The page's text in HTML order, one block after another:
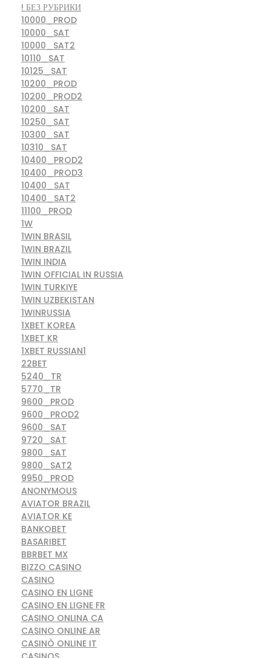
! БЕЗ РУБРИКИ
10000_PROD
10000_SAT
10000_SAT2
10110_SAT
10125_SAT
10200_PROD
10200_PROD2
10200_SAT
10250_SAT
10300_SAT
10310_SAT
10400_PROD2
10400_PROD3
10400_SAT
10400_SAT2
11100_PROD
1W
1WIN BRASIL
1WIN BRAZIL
1WIN INDIA
1WIN OFFICIAL IN RUSSIA
1WIN TURKIYE
1WIN UZBEKISTAN
1WINRUSSIA
1XBET KOREA
1XBET KR
1XBET RUSSIAN1
22BET
5240_TR
5770_TR
9600_PROD
9600_PROD2
9600_SAT
9720_SAT
9800_SAT
9800_SAT2
9950_PROD
ANONYMOUS
AVIATOR BRAZIL
AVIATOR KE
BANKOBET
BASARIBET
BBRBET MX
BIZZO CASINO
CASINO
CASINO EN LIGNE
CASINO EN LIGNE FR
CASINO ONLINA CA
CASINO ONLINE AR
CASINÒ ONLINE IT